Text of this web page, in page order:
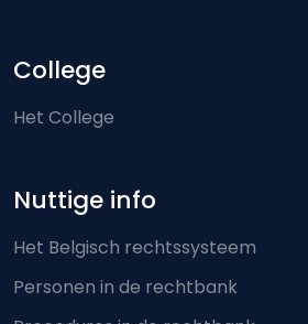
College
Het College
Nuttige info
Het Belgisch rechtssysteem
Personen in de rechtbank